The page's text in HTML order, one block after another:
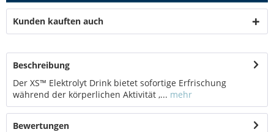
Kunden kauften auch
Beschreibung
Der XS™ Elektrolyt Drink bietet sofortige Erfrischung
während der körperlichen Aktivität ,... mehr
Bewertungen